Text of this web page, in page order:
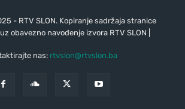
- RTV SLON. Kopiranje sadržaja stranice
obavezno navođenje izvora RTV SLON |
nas: rtvslon@rtvslon.ba